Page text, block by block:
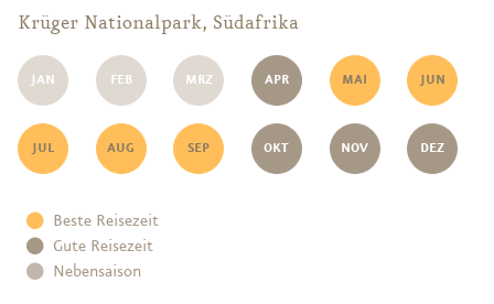
Krüger Nationalpark, Südafrika
JAN FEB MRZ APR MAI JUN
JUL AUG SEP OKT NOV DEZ
Beste Reisezeit
Gute Reisezeit
Nebensaison